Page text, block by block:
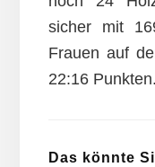
sicher mit
Frauen auf
22:16 Punkten.
Das könnte